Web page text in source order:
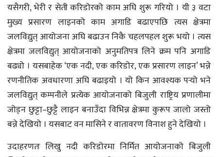
यसैगरी, भेरी र सेती करिडोरको काम अघि शुरू गरियो । यी ३ वटा
मुख्य प्रसारण लाइनको काम अगाडि बढाएपछि त्यस क्षेत्रमा
जलविद्युत् आयोजना अघि बढाउन निकै चहलपहल शुरू भयो । त्यस
क्षेत्रमा जलविद्युत् आयोजनाको अनुमतिपत्र लिने क्रम पनि अगाडि
बढ्यो । यसबाहेक ‘एक नदी, एक करिडोर, एक प्रसारण लाइन’ भन्ने
रणनीतिक अवधारणा अघि बढाइयो । यो किन आवश्यक पर्‍यो भने
जलविद्युत् कम्पनीले प्रत्येक आयोजनाको बिजुली राष्ट्रिय प्रणालीमा
जोड्न छुट्टा–छुट्टै लाइन बनाउँदा विभिन्न क्षेत्रमा कुरूप जालो जस्तो
बन्ने देखियो । यसबाट वन मासिने र वातावरण विनाश हुने देखियो ।
उदाहरणतः लिखु नदी करिडोरमा निर्मित आयोजनाको बिजुली